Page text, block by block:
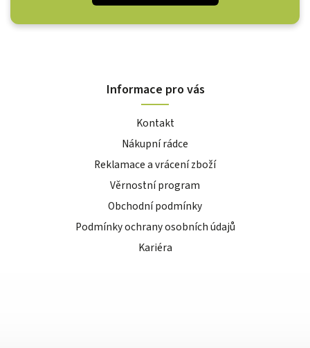
Informace pro vás
Kontakt
Nákupní rádce
Reklamace a vrácení zboží
Věrnostní program
Obchodní podmínky
Podmínky ochrany osobních údajů
Kariéra